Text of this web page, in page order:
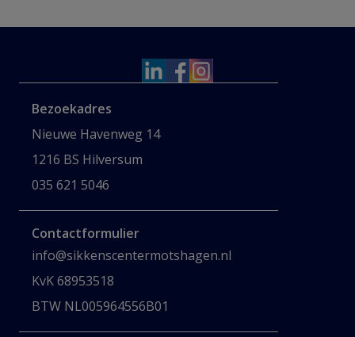
Bezoekadres
Nieuwe Havenweg 14
1216 BS Hilversum
035 621 5046
Contactformulier
info@sikkenscentermotshagen.nl
KvK 68953518
BTW NL005964556B01